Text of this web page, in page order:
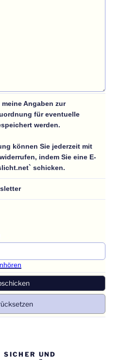
Angaben zur
für eventuelle
werden.
können Sie jederzeit mit
indem Sie eine E-
schicken.
SICHER UND